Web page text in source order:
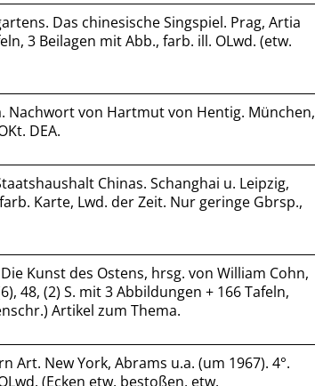
Das chinesische Singspiel. Prag, Artia
3 Beilagen mit Abb., farb. ill. OLwd. (etw.
Nachwort von Hartmut von Hentig. München,
DEA.
Chinas. Schanghai u. Leipzig,
Karte, Lwd. der Zeit. Nur geringe Gbrsp.,
Kunst des Ostens, hrsg. von William Cohn,
48, (2) S. mit 3 Abbildungen + 166 Tafeln,
Artikel zum Thema.
Art. New York, Abrams u.a. (um 1967). 4°.
(Ecken etw. bestoßen, etw.